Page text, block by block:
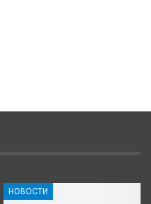
НОВОСТИ